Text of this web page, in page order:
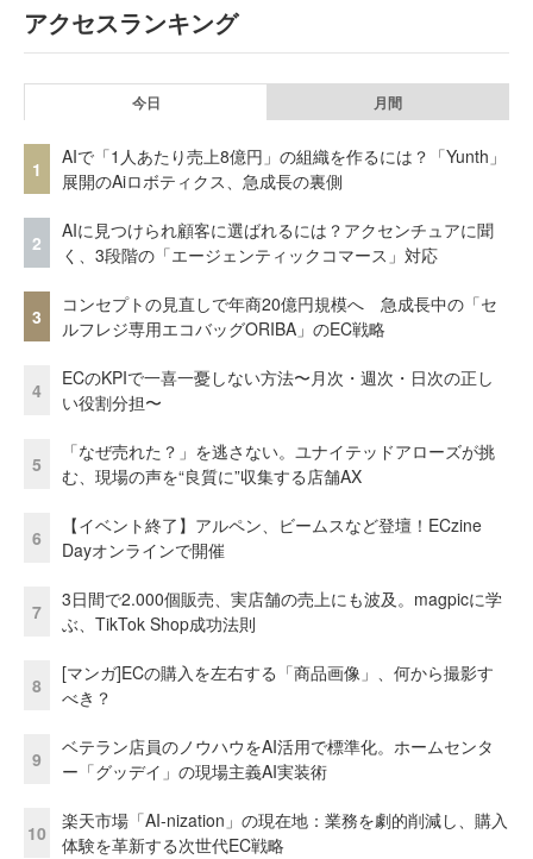
アクセスランキング
今日 月間
1
AIで「1人あたり売上8億円」の組織を作るには？「Yunth」
展開のAiロボティクス、急成長の裏側
2
AIに見つけられ顧客に選ばれるには？アクセンチュアに聞
く、3段階の「エージェンティックコマース」対応
3
コンセプトの見直しで年商20億円規模へ 急成長中の「セ
ルフレジ専用エコバッグORIBA」のEC戦略
4
ECのKPIで一喜一憂しない方法〜月次・週次・日次の正し
い役割分担〜
5
「なぜ売れた？」を逃さない。ユナイテッドアローズが挑
む、現場の声を“良質に”収集する店舗AX
6
【イベント終了】アルペン、ビームスなど登壇！ECzine
Dayオンラインで開催
7
3日間で2.000個販売、実店舗の売上にも波及。magpicに学
ぶ、TikTok Shop成功法則
8
[マンガ]ECの購入を左右する「商品画像」、何から撮影す
べき？
9
ベテラン店員のノウハウをAI活用で標準化。ホームセンタ
ー「グッデイ」の現場主義AI実装術
10
楽天市場「AI-nization」の現在地：業務を劇的削減し、購入
体験を革新する次世代EC戦略